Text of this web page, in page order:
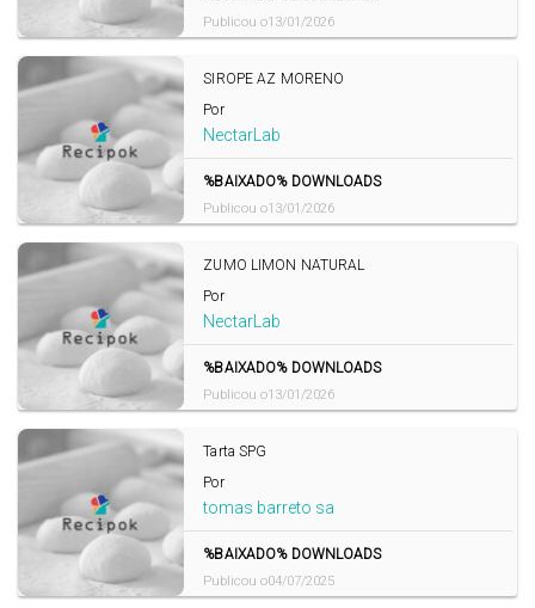
Publicou o13/01/2026
SIROPE AZ MORENO
Por
NectarLab
%BAIXADO% DOWNLOADS
Publicou o13/01/2026
ZUMO LIMON NATURAL
Por
NectarLab
%BAIXADO% DOWNLOADS
Publicou o13/01/2026
Tarta SPG
Por
tomas barreto sa
%BAIXADO% DOWNLOADS
Publicou o04/07/2025